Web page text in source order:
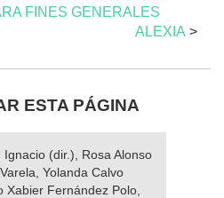
FINES GENERALES
ALEXIA >
ESTA PÁGINA
(dir.), Rosa Alonso
Yolanda Calvo
Xabier Fernández Polo,